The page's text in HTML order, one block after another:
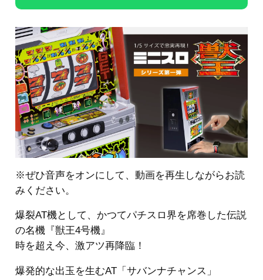
※ぜひ音声をオンにして、動画を再生しながらお読
みください。
爆裂AT機として、かつてパチスロ界を席巻した伝説
の名機『獣王4号機』
時を超え今、激アツ再降臨！
爆発的な出玉を生むAT「サバンナチャンス」